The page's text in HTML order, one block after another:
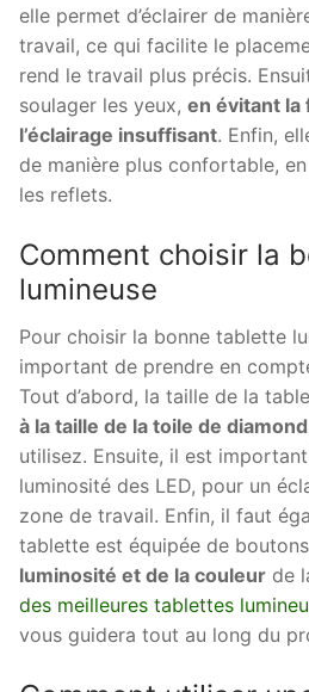
elle permet d’éclairer de
travail, ce qui facilite le
rend le travail plus précis.
soulager les yeux, en évitant la
l’éclairage insuffisant. Enfin,
de manière plus confortable,
les reflets.
Comment choisir la
lumineuse
Pour choisir la bonne tablette
important de prendre en
Tout d’abord, la taille de la
à la taille de la toile de
utilisez. Ensuite, il est
luminosité des LED, pour un
zone de travail. Enfin, il faut
tablette est équipée de
luminosité et de la couleur de
des meilleures tablettes
vous guidera tout au long du